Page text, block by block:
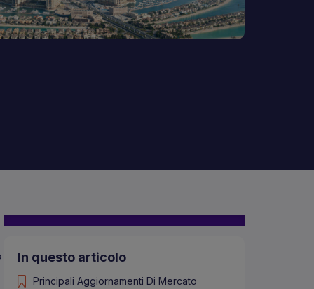
In questo articolo
Principali Aggiornamenti Di Mercato